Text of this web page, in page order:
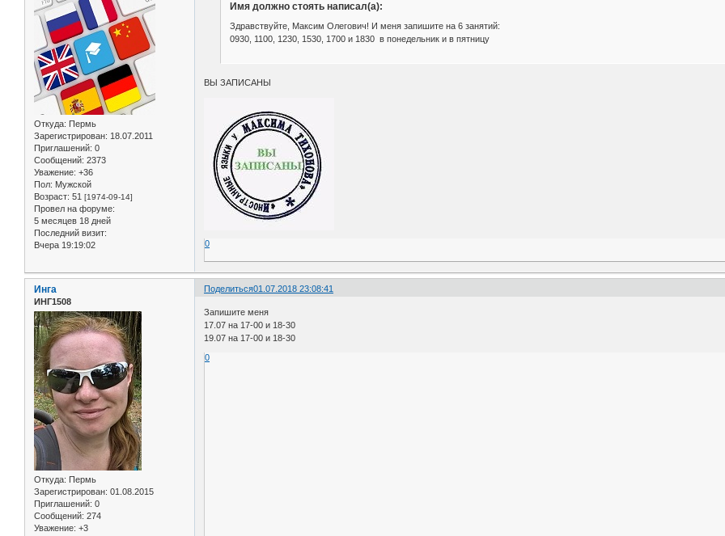
Откуда: Пермь
Зарегистрирован: 18.07.2011
Приглашений: 0
Сообщений: 2373
Уважение: +36
Пол: Мужской
Возраст: 51 [1974-09-14]
Провел на форуме:
5 месяцев 18 дней
Последний визит:
Вчера 19:19:02
Имя должно стоять написал(а):
Здравствуйте, Максим Олегович! И меня запишите на 6 занятий:
0930, 1100, 1230, 1530, 1700 и 1830 в понедельник и в пятницу
ВЫ ЗАПИСАНЫ
0
Поделиться01.07.2018 23:08:41
Инга
ИНГ1508
Откуда: Пермь
Зарегистрирован: 01.08.2015
Приглашений: 0
Сообщений: 274
Уважение: +3
Запишите меня
17.07 на 17-00 и 18-30
19.07 на 17-00 и 18-30
0